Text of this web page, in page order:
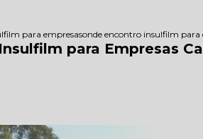
para empresasonde encontro insulfilm para
para Empresas